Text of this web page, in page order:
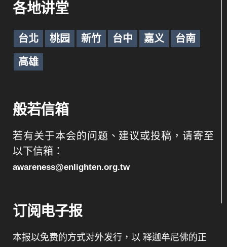
各地讲堂
台北 桃园 新竹 台中 嘉义 台南
高雄
般若信箱
若有关于本会的问题、建议或投稿，请寄至
以下信箱：
awareness@enlighten.org.tw
订阅电子报
本报以免费的方式对外发行，以 释迦牟尼佛的正